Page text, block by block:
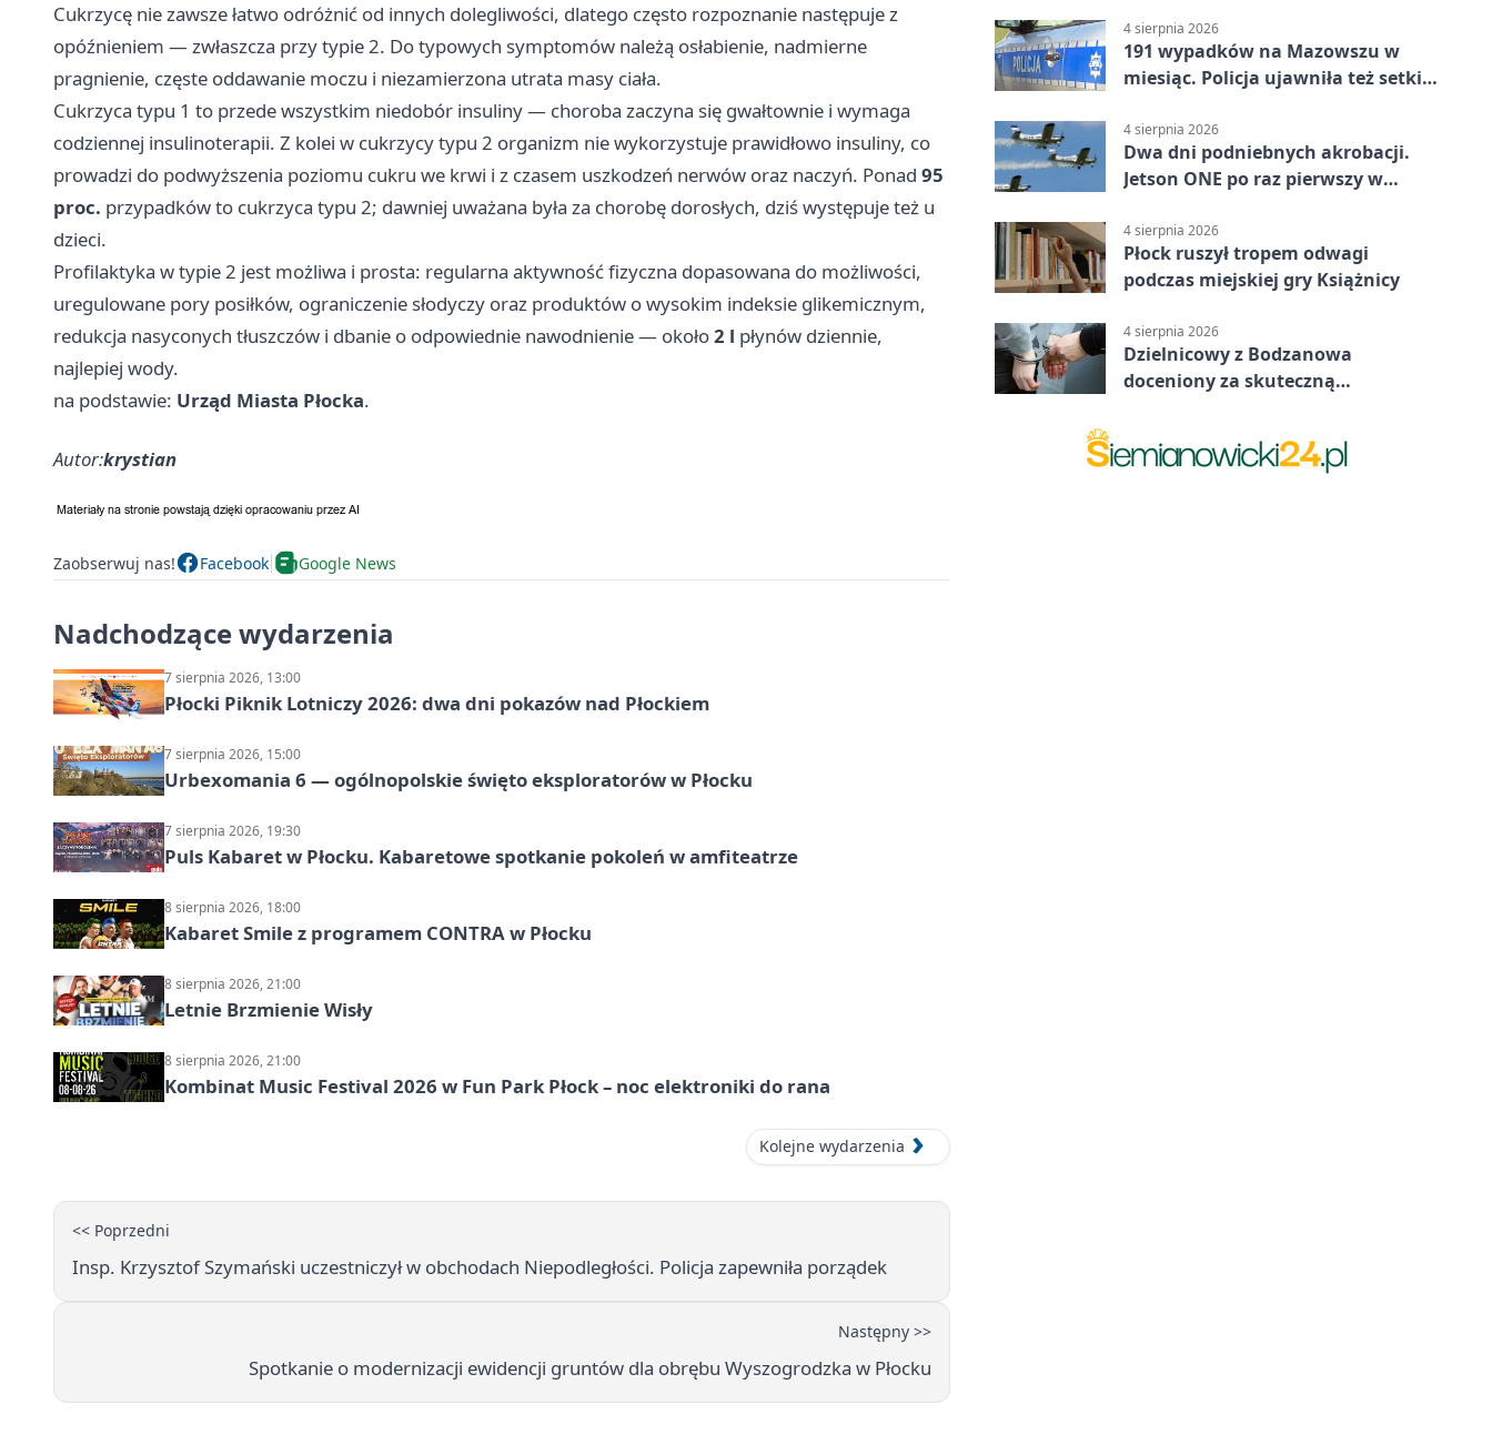
Cukrzycę nie zawsze łatwo odróżnić od innych dolegliwości, dlatego często rozpoznanie następuje z
opóźnieniem — zwłaszcza przy typie 2. Do typowych symptomów należą osłabienie, nadmierne
pragnienie, częste oddawanie moczu i niezamierzona utrata masy ciała.
Cukrzyca typu 1 to przede wszystkim niedobór insuliny — choroba zaczyna się gwałtownie i wymaga
codziennej insulinoterapii. Z kolei w cukrzycy typu 2 organizm nie wykorzystuje prawidłowo insuliny, co
prowadzi do podwyższenia poziomu cukru we krwi i z czasem uszkodzeń nerwów oraz naczyń. Ponad 95
proc. przypadków to cukrzyca typu 2; dawniej uważana była za chorobę dorosłych, dziś występuje też u
dzieci.
Profilaktyka w typie 2 jest możliwa i prosta: regularna aktywność fizyczna dopasowana do możliwości,
uregulowane pory posiłków, ograniczenie słodyczy oraz produktów o wysokim indeksie glikemicznym,
redukcja nasyconych tłuszczów i dbanie o odpowiednie nawodnienie — około2 l płynów dziennie,
najlepiej wody.
na podstawie: Urząd Miasta Płocka.
Autor:krystian
Zaobserwuj nas! Facebook Google News
Nadchodzące wydarzenia
7 sierpnia 2026, 13:00
Płocki Piknik Lotniczy 2026: dwa dni pokazów nad Płockiem
7 sierpnia 2026, 15:00
Urbexomania 6 — ogólnopolskie święto eksploratorów w Płocku
7 sierpnia 2026, 19:30
Puls Kabaret w Płocku. Kabaretowe spotkanie pokoleń w amfiteatrze
8 sierpnia 2026, 18:00
Kabaret Smile z programem CONTRA w Płocku
8 sierpnia 2026, 21:00
Letnie Brzmienie Wisły
8 sierpnia 2026, 21:00
Kombinat Music Festival 2026 w Fun Park Płock – noc elektroniki do rana
Kolejne wydarzenia
<< Poprzedni
Insp. Krzysztof Szymański uczestniczył w obchodach Niepodległości. Policja zapewniła porządek
Następny >>
Spotkanie o modernizacji ewidencji gruntów dla obrębu Wyszogrodzka w Płocku
4 sierpnia 2026
191 wypadków na Mazowszu w
miesiąc. Policja ujawniła też setki
4 sierpnia 2026
Dwa dni podniebnych akrobacji.
Jetson ONE po raz pierwszy w
4 sierpnia 2026
Płock ruszył tropem odwagi
podczas miejskiej gry Książnicy
4 sierpnia 2026
Dzielnicowy z Bodzanowa
doceniony za skuteczną